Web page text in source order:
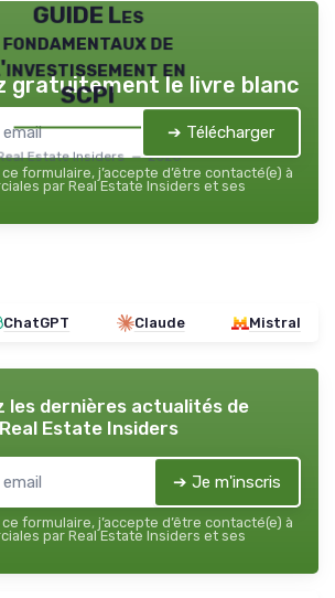
GUIDE Les
fondamentaux de
en
SCPI
Estate Insiders — 2026
gratuitement le livre blanc
➔ Télécharger
formulaire, j’accepte d’être contacté(e) à
par Real Estate Insiders et ses
ChatGPT Claude Mistral
les dernières actualités de
Real Estate Insiders
➔ Je m'inscris
formulaire, j’accepte d’être contacté(e) à
par Real Estate Insiders et ses